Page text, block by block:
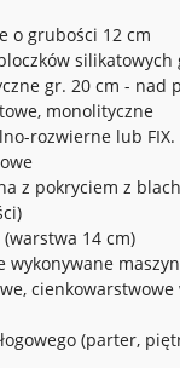
o grubości 12 cm
silikatowych
gr. 20 cm -
monolityczne
rozwierne lub FIX.
z pokryciem z
(warstwa 14 cm)
wykonywane
(parter,